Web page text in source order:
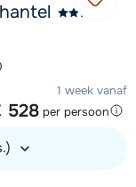
1 week vanaf
528 per persoon